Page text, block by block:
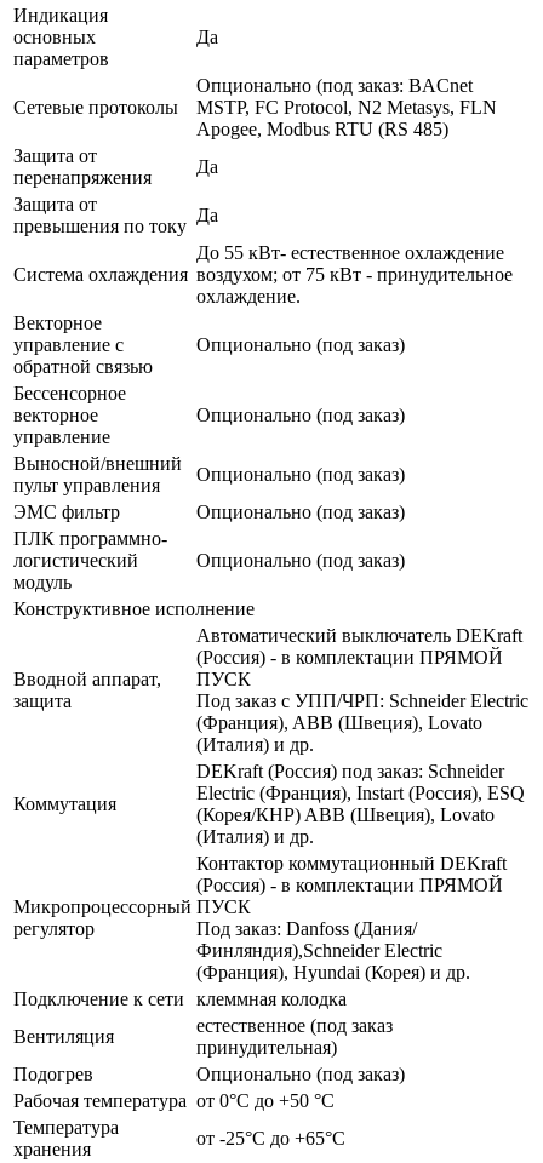
Индикация
основных
параметров
Да
Сетевые протоколы
Опционально (под заказ: BACnet
MSTP, FC Protocol, N2 Metasys, FLN
Apogee, Modbus RTU (RS 485)
Защита от
перенапряжения
Да
Защита от
превышения по току
Да
Система охлаждения
До 55 кВт- естественное охлаждение
воздухом; от 75 кВт - принудительное
охлаждение.
Векторное
управление с
обратной связью
Опционально (под заказ)
Бессенсорное
векторное
управление
Опционально (под заказ)
Выносной/внешний
пульт управления
Опционально (под заказ)
ЭМС фильтр
Опционально (под заказ)
ПЛК программно-
логистический
модуль
Опционально (под заказ)
Конструктивное исполнение
Вводной аппарат,
защита
Автоматический выключатель DEKraft
(Россия) - в комплектации ПРЯМОЙ
ПУСК
Под заказ с УПП/ЧРП: Schneider Electric
(Франция), ABB (Швеция), Lovato
(Италия) и др.
Коммутация
DEKraft (Россия) под заказ: Schneider
Electric (Франция), Instart (Россия), ESQ
(Корея/КНР) ABB (Швеция), Lovato
(Италия) и др.
Микропроцессорный
регулятор
Контактор коммутационный DEKraft
(Россия) - в комплектации ПРЯМОЙ
ПУСК
Под заказ: Danfoss (Дания/
Финляндия),Schneider Electric
(Франция), Hyundai (Корея) и др.
Подключение к сети
клеммная колодка
Вентиляция
естественное (под заказ
принудительная)
Подогрев
Опционально (под заказ)
Рабочая температура от 0°C до +50 °C
Температура
хранения
от -25°C до +65°C